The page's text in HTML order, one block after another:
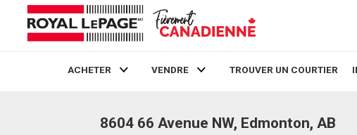
ACHETER VENDRE TROUVER UN COURTIER
8604 66 Avenue NW, Edmonton, AB